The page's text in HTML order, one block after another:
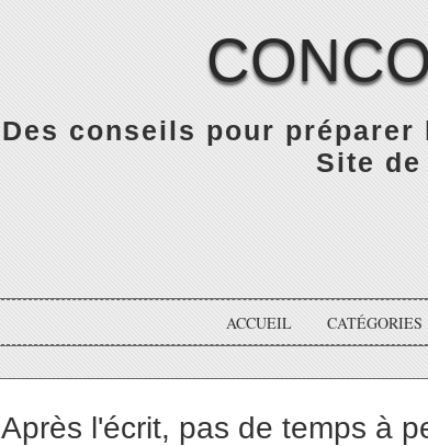
Des conseils pour
Site de
ACCUEIL CATÉGORIES
Après l'écrit, pas de temps à